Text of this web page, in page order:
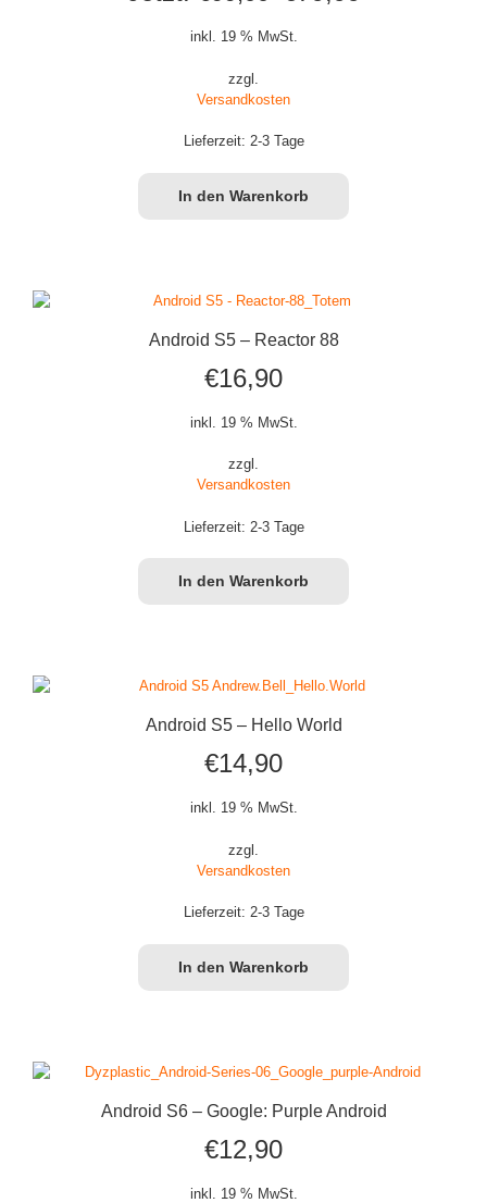
Preis
€99,00
inkl. 19 % MwSt.
zzgl.
Versandkosten
Lieferzeit: 2-3 Tage
In den Warenkorb
Android S5 – Reactor 88
€16,90
inkl. 19 % MwSt.
zzgl.
Versandkosten
Lieferzeit: 2-3 Tage
In den Warenkorb
Android S5 – Hello World
€14,90
inkl. 19 % MwSt.
zzgl.
Versandkosten
Lieferzeit: 2-3 Tage
In den Warenkorb
Android S6 – Google: Purple Android
€12,90
inkl. 19 % MwSt.